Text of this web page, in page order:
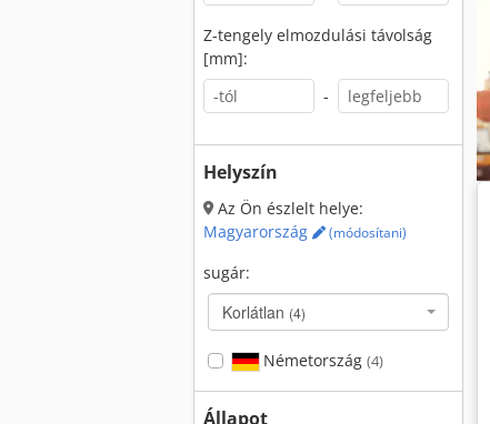
Z-tengely elmozdulási távolság
[mm]:
-
Helyszín
Az Ön észlelt helye:
Magyarország
(módosítani)
sugár:
Korlátlan (4)
Németország (4)
Állapot